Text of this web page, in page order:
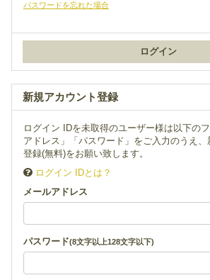
パスワードを忘れた場合
新規アカウント登録
ログイン IDを未取得のユーザー様は以下の
アドレス」「パスワード」をご入力のうえ
登録(無料)をお願い致します。
ログイン IDとは？
メールアドレス
パスワード(8文字以上128文字以下)